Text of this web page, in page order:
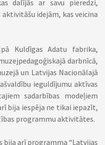
dalījās ar savu pieredzi,
idejām, kas veicina
Kuldīgas Adatu fabrika,
darbnīcā,
un Latvijas Nacionālajā
ieguldījumu aktīvas
sadarbības modeļiem
bija iespēja ne tikai iepazīt,
programmu aktivitātes.
bija arī programma “Latvijas